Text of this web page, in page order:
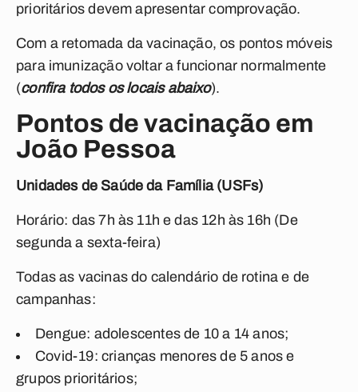
prioritários devem apresentar comprovação.
Com a retomada da vacinação, os pontos móveis
para imunização voltar a funcionar normalmente
(confira todos os locais abaixo).
Pontos de vacinação em
João Pessoa
Unidades de Saúde da Família (USFs)
Horário: das 7h às 11h e das 12h às 16h (De
segunda a sexta-feira)
Todas as vacinas do calendário de rotina e de
campanhas:
Dengue: adolescentes de 10 a 14 anos;
Covid-19: crianças menores de 5 anos e
grupos prioritários;